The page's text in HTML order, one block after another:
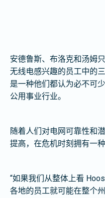
安德鲁斯、布洛克和汤姆
无线电感兴趣的员工中的
是一种他们都认为必不可
公用事业行业。
随着人们对电网可靠性和
提高，在危机时刻拥有一
“如果我们从整体上看
各地的员工就可能在整个